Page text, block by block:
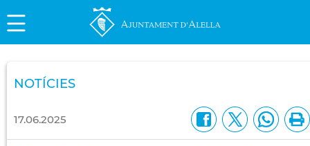
NOTÍCIES
17.06.2025